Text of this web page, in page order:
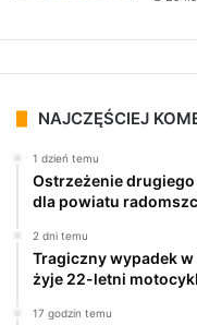
NAJCZĘŚCIEJ
1 dzień temu
Ostrzeżenie
dla powiatu
2 dni temu
Tragiczny wypadek
żyje 22-letni
17 godzin temu